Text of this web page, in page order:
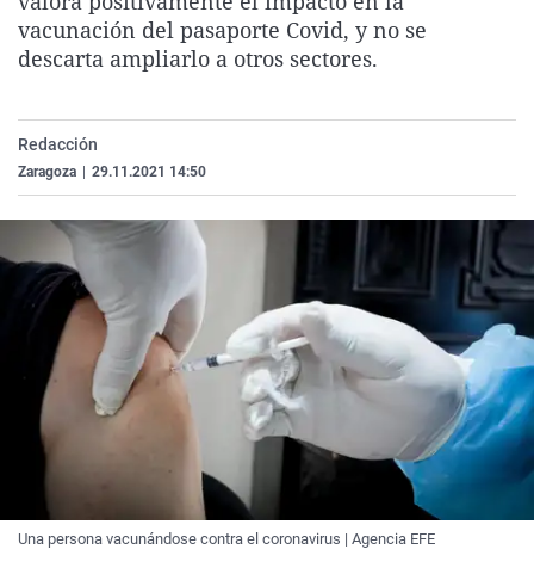
Gente viajera
Retornados
Galicia
Televisión
vacunación del pasaporte Covid, y no se
descarta ampliarlo a otros sectores.
Redacción
Zaragoza 29.11.2021 14:50
Una persona vacunándose contra el coronavirus | Agencia EFE